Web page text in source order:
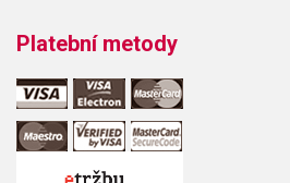
Platební metody